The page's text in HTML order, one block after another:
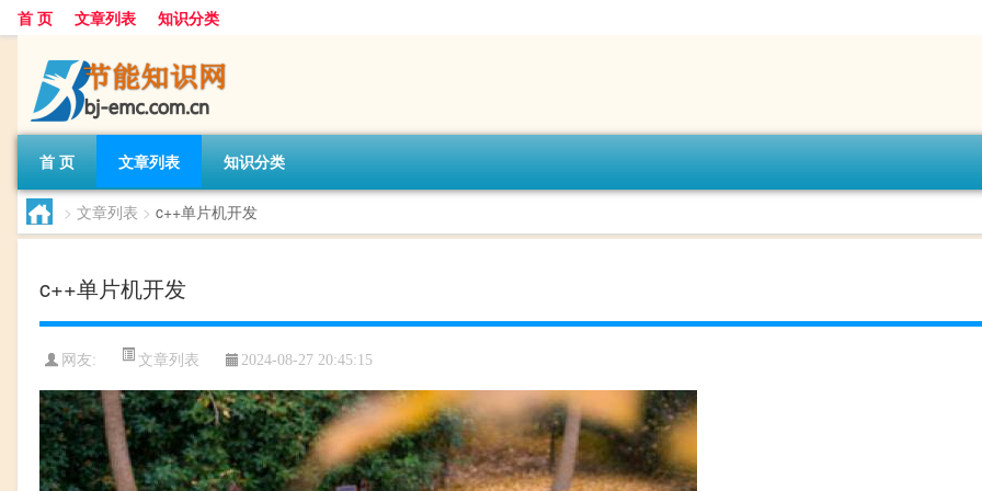
首 页 文章列表 知识分类
首 页 文章列表 知识分类
> 文章列表 > c++单片机开发
c++单片机开发
网友: 文章列表 2024-08-27 20:45:15